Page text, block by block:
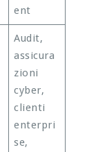
ent
Audit,
assicura
zioni
cyber,
clienti
enterpri
se,